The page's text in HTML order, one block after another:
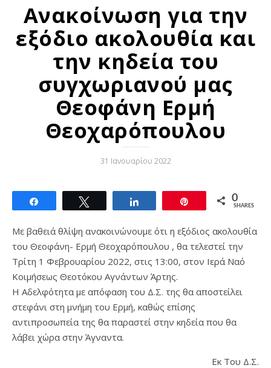
Ανακοίνωση για την
εξόδιο ακολουθία και
την κηδεία του
συγχωριανού μας
Θεοφάνη Ερμή
Θεοχαρόπουλου
31 Ιανουαρίου 2022
0
SHARES
Με βαθειά θλίψη ανακοινώνουμε ότι η εξόδιος ακολουθία
του Θεοφάνη- Ερμή Θεοχαρόπουλου , θα τελεστεί την
Τρίτη 1 Φεβρουαρίου 2022, στις 13:00, στον Ιερά Ναό
Κοιμήσεως Θεοτόκου Αγνάντων Άρτης.
Η Αδελφότητα με απόφαση του Δ.Σ. της θα αποστείλει
στεφάνι στη μνήμη του Ερμή, καθώς επίσης
αντιπροσωπεία της θα παραστεί στην κηδεία που θα
λάβει χώρα στην Άγναντα.
Εκ Του Δ.Σ.